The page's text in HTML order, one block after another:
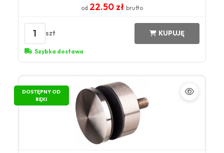
od 22.50 zł brutto
1 szt KUPUJĘ
Szybka dostawa
DOSTĘPNY OD
RĘKI